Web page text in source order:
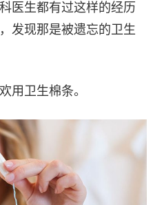
医生都有过这样的经历
发现那是被遗忘的卫生
用卫生棉条。